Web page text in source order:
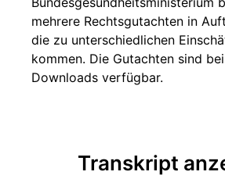
mehrere Rechtsgutachten in
die zu unterschiedlichen
kommen. Die Gutachten sind
Downloads verfügbar.
Transkript